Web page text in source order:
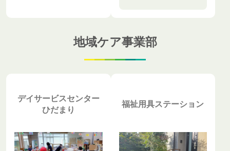
地域ケア事業部
デイサービスセンター
ひだまり
福祉用具ステーション